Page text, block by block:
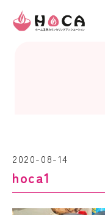
2020-08-14
hoca1